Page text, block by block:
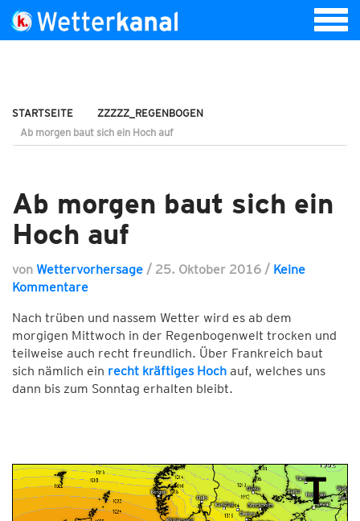
STARTSEITE
ZZZZZ_REGENBOGEN
Ab morgen baut sich ein Hoch auf
Ab morgen baut sich ein
Hoch auf
von Wettervorhersage / 25. Oktober 2016 / Keine
Kommentare
Nach trüben und nassem Wetter wird es ab dem
morgigen Mittwoch in der Regenbogenwelt trocken und
teilweise auch recht freundlich. Über Frankreich baut
sich nämlich ein recht kräftiges Hoch auf, welches uns
dann bis zum Sonntag erhalten bleibt.